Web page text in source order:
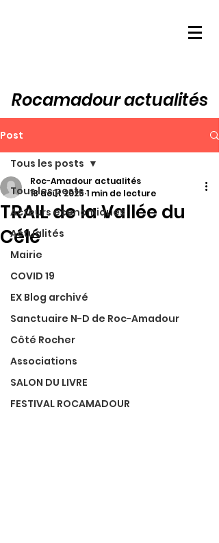
Rocamadour actualités
Post
Tous les posts
Acteurs économiques
Actualités
Mairie
COVID 19
EX Blog archivé
Sanctuaire N-D de Roc-Amadour
Côté Rocher
Associations
SALON DU LIVRE
FESTIVAL ROCAMADOUR
Tous les posts
TRAIL de la Vallée du
Célé
Roc-Amadour actualités
18 août 2025 1 min de lecture